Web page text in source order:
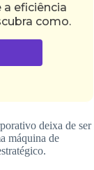
eficiência
como.
deixa de ser
máquina de